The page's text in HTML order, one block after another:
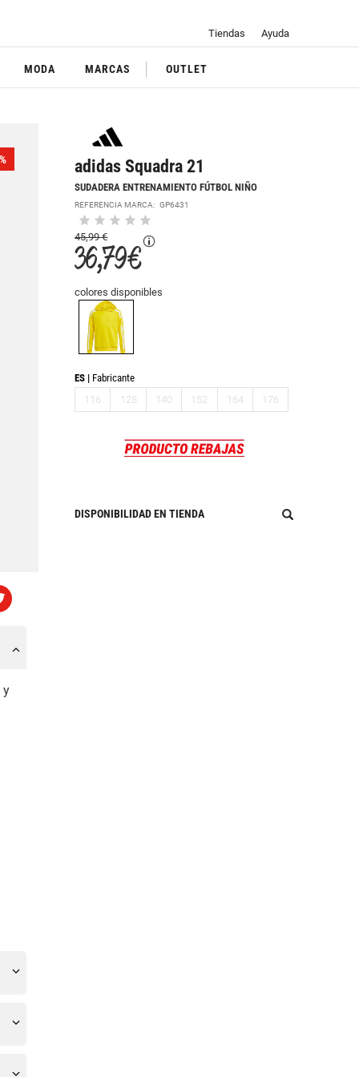
Tiendas Ayuda
MODA MARCAS OUTLET
adidas Squadra 21
SUDADERA ENTRENAMIENTO FÚTBOL NIÑO
REFERENCIA MARCA:GP6431
45,99 €
36,79 €
colores disponibles
ES
Fabricante
116
128 140 152 164 176
DISPONIBILIDAD EN TIENDA
%
y